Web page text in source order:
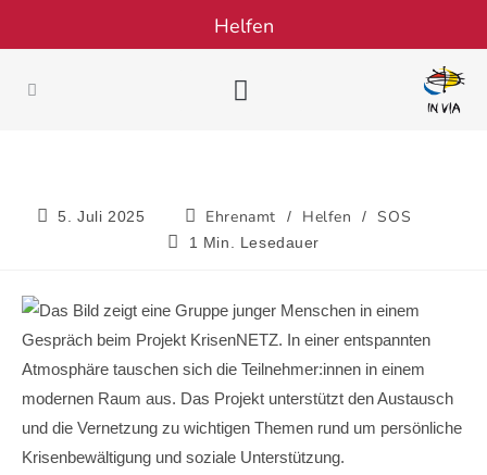
Helfen
5. Juli 2025 Ehrenamt / Helfen / SOS
1 Min. Lesedauer